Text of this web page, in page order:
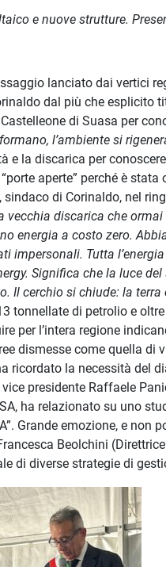
e nuove strutture.
lanciato dai vertici
dal più che
di Suasa per
l’ambiente si
e la discarica per
aperte” perché è
di Corinaldo, nel
vecchia discarica che
energia a costo zero.
impersonali. Tutta
Significa che la luce
Il cerchio si chiude: la
tonnellate di petrolio e
per l’intera regione
dismesse come quella
ricordato la necessità del
presidente Raffaele
ha relazionato su uno
Grande emozione, e
Beolchini
di diverse strategie di